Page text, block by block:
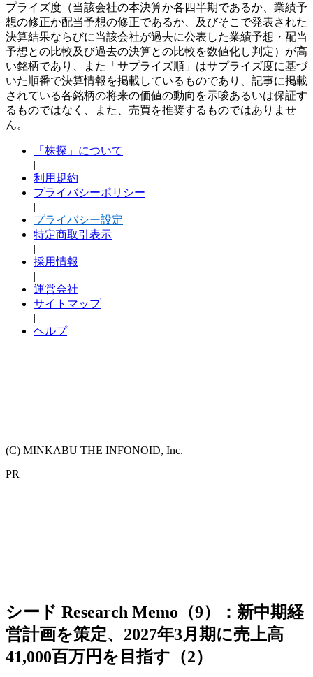
プライズ度（当該会社の本決算か各四半期であるか、業績予
想の修正か配当予想の修正であるか、及びそこで発表された
決算結果ならびに当該会社が過去に公表した業績予想・配当
予想との比較及び過去の決算との比較を数値化し判定）が高
い銘柄であり、また「サプライズ順」はサプライズ度に基づ
いた順番で決算情報を掲載しているものであり、記事に掲載
されている各銘柄の将来の価値の動向を示唆あるいは保証す
るものではなく、また、売買を推奨するものではありませ
ん。
「株探」について
|
利用規約
プライバシーポリシー
|
プライバシー設定
特定商取引表示
|
採用情報
|
運営会社
サイトマップ
|
ヘルプ
(C) MINKABU THE INFONOID, Inc.
PR
シード Research Memo（9）：新中期経
営計画を策定、2027年3月期に売上高
41,000百万円を目指す（2）